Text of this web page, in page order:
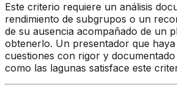
Este criterio requiere un análisis
rendimiento de subgrupos o un
de su ausencia acompañado de un
obtenerlo. Un presentador que
cuestiones con rigor y
como las lagunas satisface este